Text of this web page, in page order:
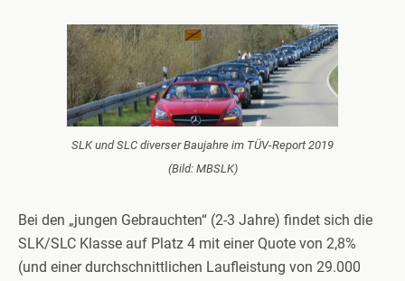
SLK und SLC diverser Baujahre im TÜV-Report 2019
(Bild: MBSLK)
Bei den „jungen Gebrauchten“ (2-3 Jahre) findet sich die
SLK/SLC Klasse auf Platz 4 mit einer Quote von 2,8%
(und einer durchschnittlichen Laufleistung von 29.000